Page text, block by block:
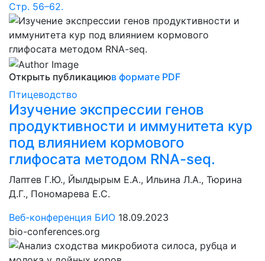
Cтр. 56–62.
Открыть публикациюв формате PDF
Птицеводство
Изучение экспрессии генов
продуктивности и иммунитета кур
под влиянием кормового
глифосата методом RNA-seq.
Лаптев Г.Ю., Йылдырым Е.А., Ильина Л.А., Тюрина
Д.Г., Пономарева Е.С.
Веб-конференция БИО 18.09.2023
bio-conferences.org